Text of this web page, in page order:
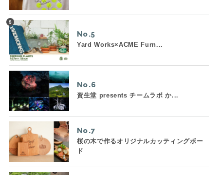
No.
Yard Works×ACME Furn...
No.
資生堂 presents チームラボ か...
No.
桜の木で作るオリジナルカッティングボー
ド